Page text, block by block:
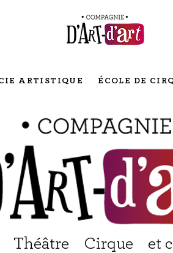
ARTISTIQUE ÉCOLE DE
Théâtre Cirque et